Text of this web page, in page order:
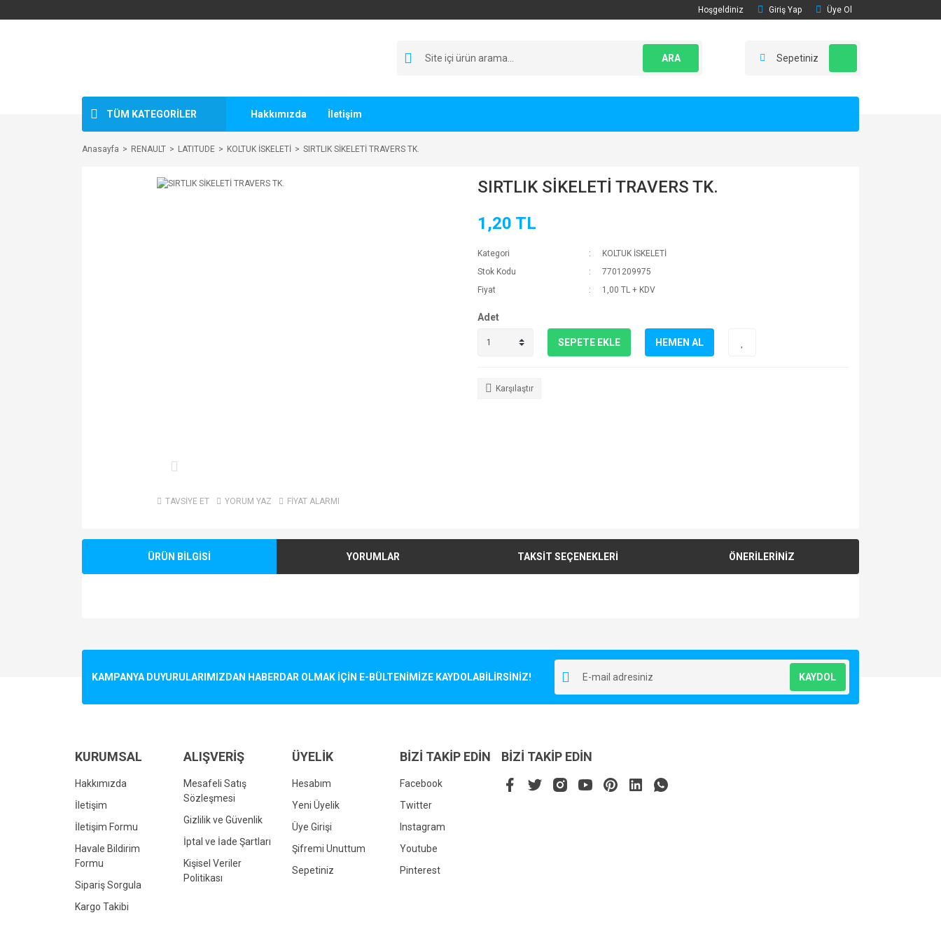
Hoşgeldiniz Giriş Yap Üye Ol
ARA Sepetiniz
TÜM KATEGORİLER Hakkımızda İletişim
Anasayfa RENAULT LATITUDE KOLTUK İSKELETİ SIRTLIK SİKELETİ TRAVERS TK.
TAVSİYE ET YORUM YAZ FİYAT ALARMI
SIRTLIK SİKELETİ TRAVERS TK.
1,20 TL
Kategori
KOLTUK İSKELETİ
Stok Kodu
7701209975
Fiyat
1,00 TL + KDV
Adet
SEPETE EKLE HEMEN AL
Karşılaştır
ÜRÜN BİLGİSİ YORUMLAR TAKSİT SEÇENEKLERİ ÖNERİLERİNİZ
Ürün resmi kalitesiz, bozuk veya görüntülenemiyor.
Bu ürüne benzer farklı alternatifler olmalı.
KAMPANYA DUYURULARIMIZDAN HABERDAR OLMAK İÇİN E-BÜLTENİMİZE KAYDOLABİLİRSİNİZ! KAYDOL
KURUMSAL
Hakkımızda
İletişim
İletişim Formu
Havale Bildirim
Formu
Sipariş Sorgula
Kargo Takibi
ALIŞVERİŞ
Mesafeli Satış
Sözleşmesi
Gizlilik ve Güvenlik
İptal ve İade Şartları
Kişisel Veriler
Politikası
ÜYELİK
Hesabım
Yeni Üyelik
Üye Girişi
Şifremi Unuttum
Sepetiniz
BİZİ TAKİP EDİN
Facebook
Twitter
Instagram
Youtube
Pinterest
BİZİ TAKİP EDİN